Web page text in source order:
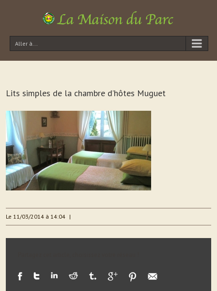
Aller à...
Lits simples de la chambre d’hôtes Muguet
Le 11/03/2014 à 14:04 |